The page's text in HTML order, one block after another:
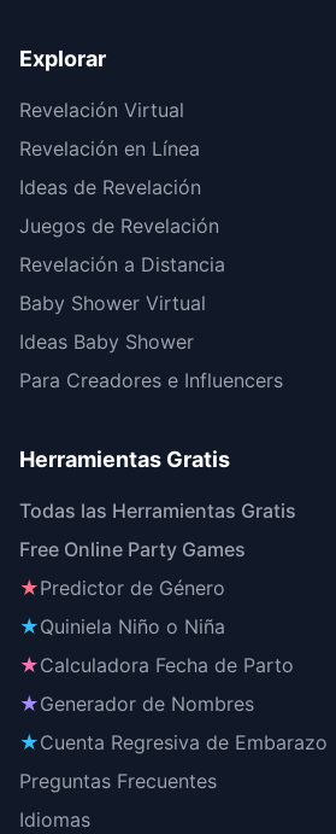
Explorar
Revelación Virtual
Revelación en Línea
Ideas de Revelación
Juegos de Revelación
Revelación a Distancia
Baby Shower Virtual
Ideas Baby Shower
Para Creadores e Influencers
Herramientas Gratis
Todas las Herramientas Gratis
Free Online Party Games
★Predictor de Género
★Quiniela Niño o Niña
★Calculadora Fecha de Parto
★Generador de Nombres
★Cuenta Regresiva de Embarazo
Preguntas Frecuentes
Idiomas